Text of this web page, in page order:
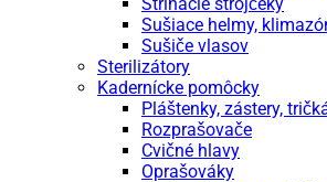
Sušiace helmy,
Sušiče vlasov
Sterilizátory
Kadernícke pomôcky
Pláštenky, zástery,
Rozprašovače
Cvičné hlavy
Oprašováky